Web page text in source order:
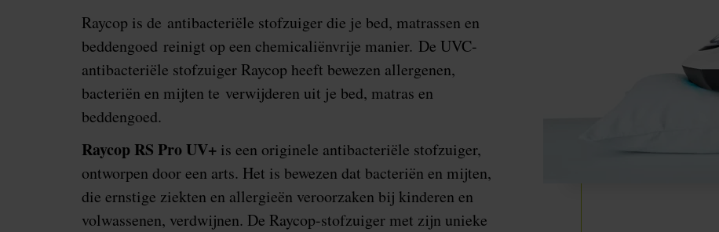
Raycop is de antibacteriële stofzuiger die je bed, matrassen en
beddengoed reinigt op een chemicaliënvrije manier. De UVC-
antibacteriële stofzuiger Raycop heeft bewezen allergenen,
bacteriën en mijten te verwijderen uit je bed, matras en
beddengoed.
Raycop RS Pro UV+ is een originele antibacteriële stofzuiger,
ontworpen door een arts. Het is bewezen dat bacteriën en mijten,
die ernstige ziekten en allergieën veroorzaken bij kinderen en
volwassenen, verdwijnen. De Raycop-stofzuiger met zijn unieke